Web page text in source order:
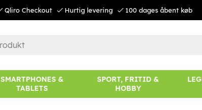
Qliro Checkout Hurtig levering 100 dages åbent køb
SMARTPHONES &
TABLETS
SPORT, FRITID &
HOBBY